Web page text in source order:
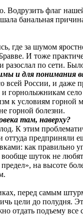
Водрузить флаг
банальная
где за шумом
И тоже
по сети.
и для понимания
всей России, и
к условиям горной
горной болезни.
там, наверху?
К этим
оттуда
как правильно
шуток не
на высоте
перед самым
цели до полудня.
отдать подъему